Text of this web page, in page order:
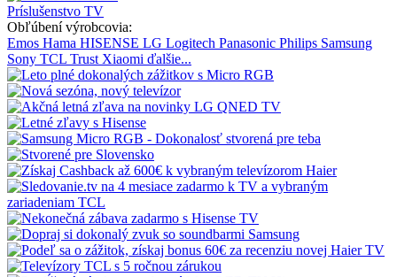
Príslušenstvo TV
Obľúbení výrobcovia:
Emos Hama HISENSE LG Logitech Panasonic Philips Samsung
Sony TCL Trust Xiaomi ďalšie...